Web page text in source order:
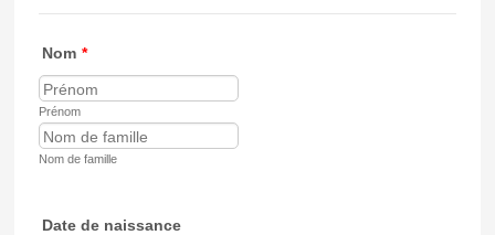
Nom *
Prénom
Nom de famille
Date de naissance